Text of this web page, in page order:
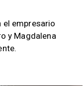
el empresario
y Magdalena